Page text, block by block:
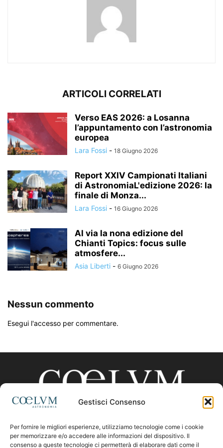
Gestisci Consenso
Per fornire le migliori esperienze, utilizziamo tecnologie come i cookie
per memorizzare e/o accedere alle informazioni del dispositivo. Il
consenso a queste tecnologie ci permetterà di elaborare dati come il
ARTICOLI CORRELATI
Verso EAS 2026: a Losanna
l’appuntamento con l’astronomia
europea
Lara Fossi - 18 Giugno 2026
Report XXIV Campionati Italiani
di AstronomiaL'edizione 2026: la
finale di Monza...
Lara Fossi - 16 Giugno 2026
Al via la nona edizione del
Chianti Topics: focus sulle
atmosfere...
Asia Liberti - 6 Giugno 2026
Nessun commento
Esegui l'accesso per commentare.
CHI SIAMO